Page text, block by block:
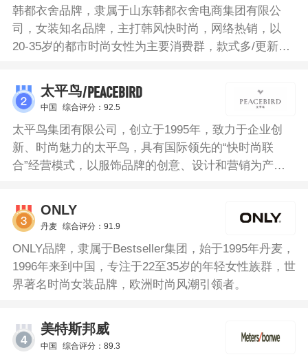
韩都衣舍品牌，隶属于山东韩都衣舍电商集团有限公
司，女装知名品牌，主打韩风快时尚，网络热销，以
20-35岁的都市时尚女性为主要消费群，款式多/更新快/
太平鸟/PEACEBIRD
中国 综合评分：92.5
太平鸟集团有限公司，创立于1995年，致力于企业创
新、时尚魅力的太平鸟，具有国际领先的“快时尚联
合”经营模式，以服饰品牌的创意、设计和营销为产业
内著名时尚服饰品牌，浙江省著名商标，旗下拥有多个
ONLY
丹麦 综合评分：91.9
ONLY品牌，隶属于Bestseller集团，始于1995年丹麦，
1996年来到中国，专注于22至35岁的年轻女性族群，世
界著名时尚女装品牌，欧洲时尚风潮引领者。
4
美特斯邦威
中国 综合评分：89.3